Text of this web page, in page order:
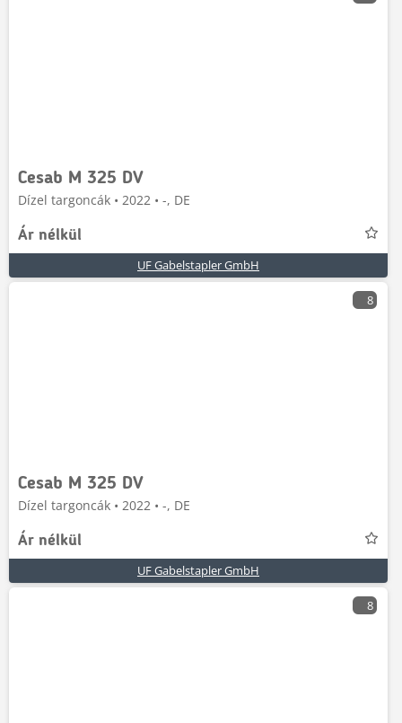
Cesab M 325 DV
Dízel targoncák • 2022 • -, DE
Ár nélkül
UF Gabelstapler GmbH
8
Cesab M 325 DV
Dízel targoncák • 2022 • -, DE
Ár nélkül
UF Gabelstapler GmbH
8